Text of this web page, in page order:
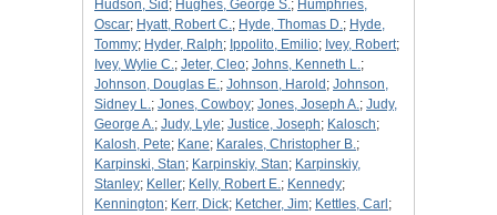
Hudson, Sid ; Hughes, George S.; Humphries,
Oscar; Hyatt, Robert C.; Hyde, Thomas D.; Hyde,
Tommy; Hyder, Ralph; Ippolito, Emilio; Ivey, Robert;
Ivey, Wylie C.; Jeter, Cleo; Johns, Kenneth L.;
Johnson, Douglas E.; Johnson, Harold ; Johnson,
Sidney L.; Jones, Cowboy; Jones, Joseph A.; Judy,
George A.; Judy, Lyle; Justice, Joseph; Kalosch;
Kalosh, Pete; Kane; Karales, Christopher B.;
Karpinski, Stan; Karpinskiy, Stan; Karpinskiy,
Stanley; Keller; Kelly, Robert E.; Kennedy;
Kennington; Kerr, Dick; Ketcher, Jim; Kettles, Carl ;